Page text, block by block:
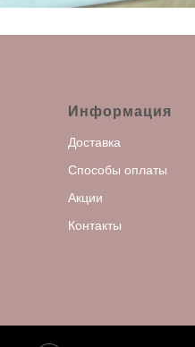
Информация
Доставка
Способы оплаты
Акции
Контакты